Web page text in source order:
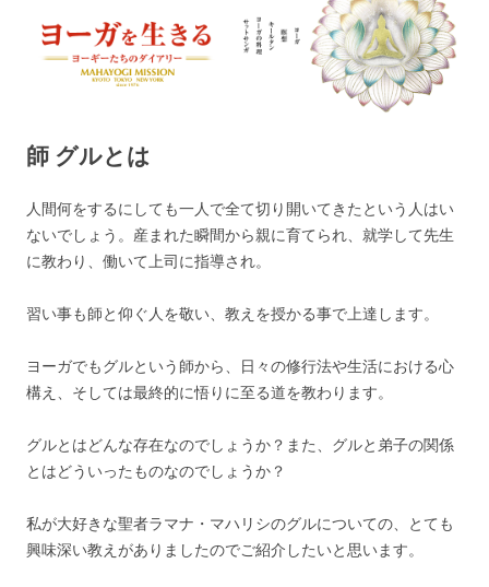
ヨーガを生きる — MAHAYOGI
MISSION ブログ
師 グルとは
人間何をするにしても一人で全て切り開いてきたという人はい
ないでしょう。産まれた瞬間から親に育てられ、就学して先生
に教わり、働いて上司に指導され。
習い事も師と仰ぐ人を敬い、教えを授かる事で上達します。
ヨーガでもグルという師から、日々の修行法や生活における心
構え、そしては最終的に悟りに至る道を教わります。
グルとはどんな存在なのでしょうか？また、グルと弟子の関係
とはどういったものなのでしょうか？
私が大好きな聖者ラマナ・マハリシのグルについての、とても
興味深い教えがありましたのでご紹介したいと思います。